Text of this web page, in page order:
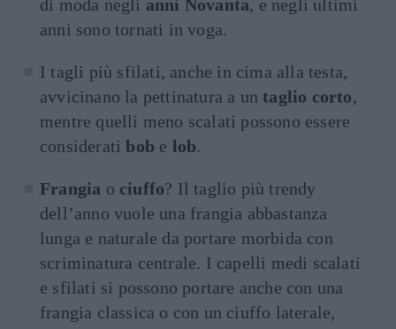
di moda negli anni Novanta, e negli ultimi
anni sono tornati in voga.
I tagli più sfilati, anche in cima alla testa,
avvicinano la pettinatura a untaglio corto,
mentre quelli meno scalati possono essere
consideratibob e lob.
Frangia o ciuffo? Il taglio più trendy
dell’anno vuole una frangia abbastanza
lunga e naturale da portare morbida con
scriminatura centrale. I capelli medi scalati
e sfilati si possono portare anche con una
frangia classica o con un ciuffo laterale,